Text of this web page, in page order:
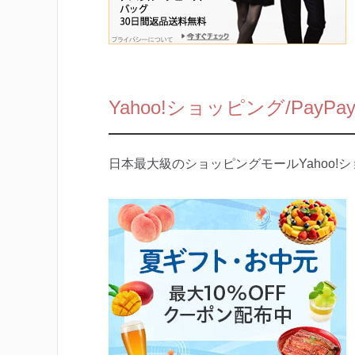
Yahoo!ショッピング/
日本最大級のショッピングモールYahoo!